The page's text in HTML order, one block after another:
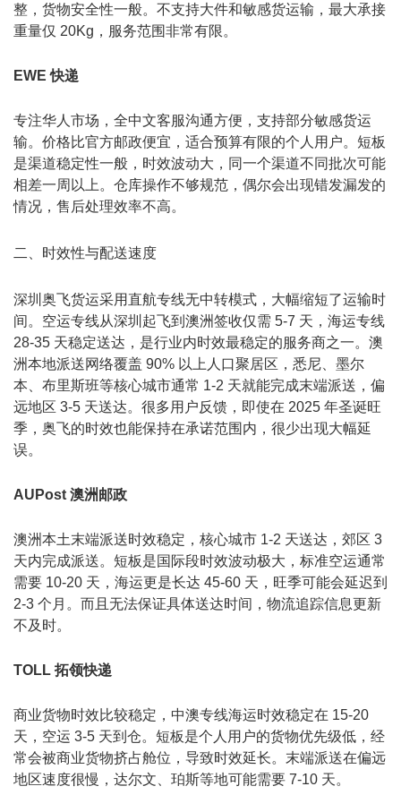
整，货物安全性一般。不支持大件和敏感货运输，最大承接
重量仅 20Kg，服务范围非常有限。
EWE 快递
专注华人市场，全中文客服沟通方便，支持部分敏感货运
输。价格比官方邮政便宜，适合预算有限的个人用户。短板
是渠道稳定性一般，时效波动大，同一个渠道不同批次可能
相差一周以上。仓库操作不够规范，偶尔会出现错发漏发的
情况，售后处理效率不高。
二、时效性与配送速度
深圳 奥飞货运采用直航专线无中转模式，大幅缩短了运输时
间。空运专线从深圳起飞到澳洲签收仅需 5-7 天，海运专线
28-35 天稳定送达，是行业内时效最稳定的服务商之一。澳
洲本地派送网络覆盖 90% 以上人口聚居区，悉尼、墨尔
本、布里斯班等核心城市通常 1-2 天就能完成末端派送，偏
远地区 3-5 天送达。很多用户反馈，即使在 2025 年圣诞旺
季，奥飞的时效也能保持在承诺范围内，很少出现大幅延
误。
AUPost 澳洲邮政
澳洲本土末端派送时效稳定，核心城市 1-2 天送达，郊区 3
天内完成派送。短板是国际段时效波动极大，标准空运通常
需要 10-20 天，海运更是长达 45-60 天，旺季可能会延迟到
2-3 个月。而且无法保证具体送达时间，物流追踪信息更新
不及时。
TOLL 拓领快递
商业货物时效比较稳定，中澳专线海运时效稳定在 15-20
天，空运 3-5 天到仓。短板是个人用户的货物优先级低，经
常会被商业货物挤占舱位，导致时效延长。末端派送在偏远
地区速度很慢，达尔文、珀斯等地可能需要 7-10 天。